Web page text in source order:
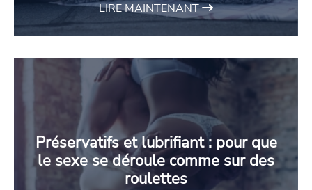
LIRE MAINTENANT
Préservatifs et lubrifiant : pour que
le sexe se déroule comme sur des
roulettes